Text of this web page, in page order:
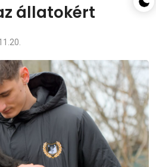
állatokért